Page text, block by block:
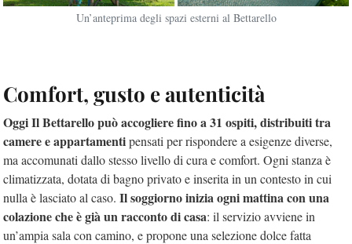
Un’anteprima degli spazi esterni al Bettarello
Comfort, gusto e autenticità
Oggi Il Bettarello può accogliere fino a 31 ospiti, distribuiti tra
camere e appartamentipensati per rispondere a esigenze diverse,
ma accomunati dallo stesso livello di cura e comfort. Ogni stanza è
climatizzata, dotata di bagno privato e inserita in un contesto in cui
nulla è lasciato al caso. Il soggiorno inizia ogni mattina con una
colazione che è già un racconto di casa: il servizio avviene in
un’ampia sala con camino, e propone una selezione dolce fatta